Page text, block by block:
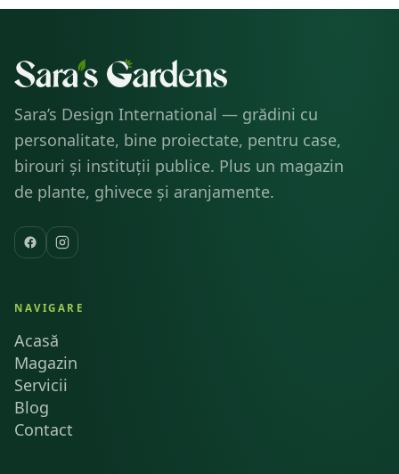
Sara’s Design International — grădini cu
personalitate, bine proiectate, pentru case,
birouri și instituții publice. Plus un magazin
de plante, ghivece și aranjamente.
NAVIGARE
Acasă
Magazin
Servicii
Blog
Contact